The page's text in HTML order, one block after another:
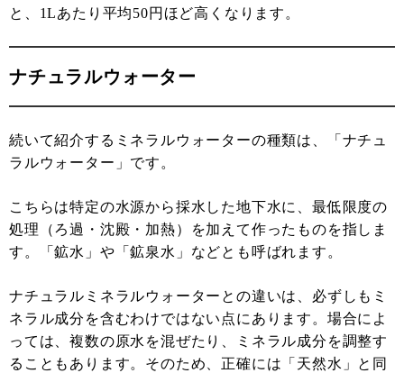
と、1Lあたり平均50円ほど高くなります。
ナチュラルウォーター
続いて紹介するミネラルウォーターの種類は、「ナチュ
ラルウォーター」です。
こちらは特定の水源から採水した地下水に、最低限度の
処理（ろ過・沈殿・加熱）を加えて作ったものを指しま
す。「鉱水」や「鉱泉水」などとも呼ばれます。
ナチュラルミネラルウォーターとの違いは、必ずしもミ
ネラル成分を含むわけではない点にあります。場合によ
っては、複数の原水を混ぜたり、ミネラル成分を調整す
ることもあります。そのため、正確には「天然水」と同